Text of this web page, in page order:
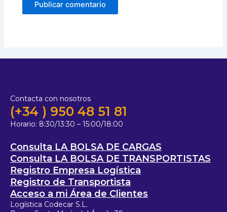
Contacta con nosotros
(+34 ) 950 48 51 81
Horario: 8:30/13:30 – 15:00/18:00
Consulta LA BOLSA DE CARGAS
Consulta LA BOLSA DE TRANSPORTISTAS
Registro Empresa Logística
Registro de Transportista
Acceso a mi Área de Clientes
Logística Codecar S.L.